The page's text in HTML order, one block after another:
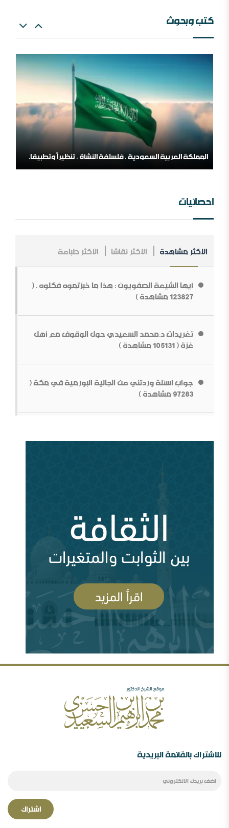
ما قولك في أبوي الرسول
قطع الطريق دون داعش
أين السلفية من الانفصاليين في اليمن
شبهات عن الغلو عند السلفيين . ومنه مقتضبات من مقالات
سابقة
كتب وبحوث
البعث الاعتزالي وإسقاط العقل
المملكة العربية السعودية ، فلسلفة النشأة ، تنظيراً وتطبيقا.
بناء الشخصية السلفية في ظل المتغيرات[محاضرة مفرغة]
السلفية والصوفية: نصح بعلم وحكم بعدل
الصحوة بين الانحراف عنها والانحراف بها..ورقة د.محمد
احصائيات
الاكثر مشاهدة الاكثر نقاشا الاكثر طباعة
أيها الشيعة الصفويون : هذا ما خبزتموه فكلوه . (
123827 مشاهدة )
تغريدات د.محمد السعيدي حول الوقوف مع أهل
غزة ( 105131 مشاهدة )
جواب أسئلة وردتني عن الجالية البورمية في مكة (
97283 مشاهدة )
مشاهدة )
أزمة قطر وإدارة الأزمة ( 83704 مشاهدة )
السعودية وقطر ومشروع العمق الاستراتيجي (
رأيي فيما صدر عن الشيخ سعد الشثري تجاه داعش (
77974 مشاهدة )
مهرجان جروزني بين المؤتمر والمؤامرة ( 77629
مشاهدة )
للاشتراك بالقائمة البريدية
اشتراك